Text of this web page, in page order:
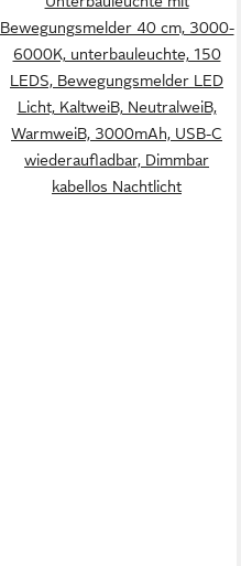
Bewegungsmelder 40 cm, 3000-
6000K, unterbauleuchte, 150
LEDS, Bewegungsmelder LED
Licht, KaltweiB, NeutralweiB,
WarmweiB, 3000mAh, USB-C
wiederaufladbar, Dimmbar
kabellos Nachtlicht